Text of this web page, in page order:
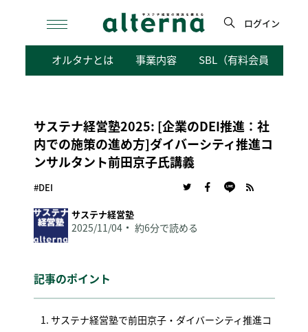
検
ログイン
オルタナとは 事業内容 SBL（有料会員向けサ
サステナ経営塾2025: [企業のDEI推進：社
内での施策の進め方]ダイバーシティ推進コ
ンサルタント前田京子氏講義
#DEI
サステナ経営塾
2025/11/04 約6分で読める
記事のポイント
サステナ経営塾で前田京子・ダイバーシティ推進コ